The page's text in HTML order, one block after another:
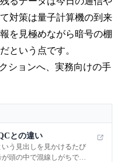
対策は量子計算機の到来
を見極めながら暗号の棚
という点です。
ションへ、実務向けの手
との違い
いう見出しを見かけるたび
頭の中で混線しがちでし